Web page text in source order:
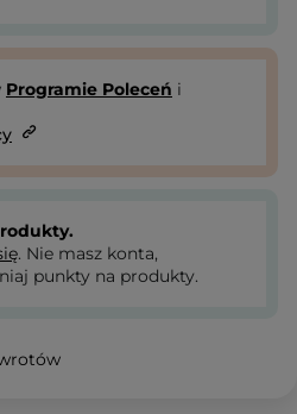
Programie Poleceń i
. Nie masz konta,
punkty na produkty.